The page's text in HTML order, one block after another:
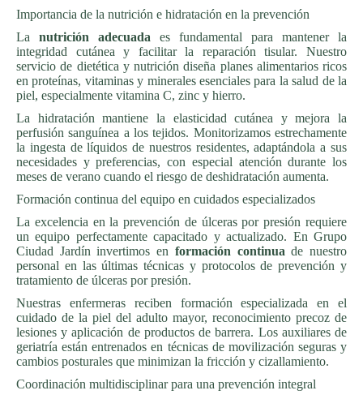
Importancia de la nutrición e hidratación en la prevención
La nutrición adecuada es fundamental para mantener la
integridad cutánea y facilitar la reparación tisular. Nuestro
servicio de dietética y nutrición diseña planes alimentarios ricos
en proteínas, vitaminas y minerales esenciales para la salud de la
piel, especialmente vitamina C, zinc y hierro.
La hidratación mantiene la elasticidad cutánea y mejora la
perfusión sanguínea a los tejidos. Monitorizamos estrechamente
la ingesta de líquidos de nuestros residentes, adaptándola a sus
necesidades y preferencias, con especial atención durante los
meses de verano cuando el riesgo de deshidratación aumenta.
Formación continua del equipo en cuidados especializados
La excelencia en la prevención de úlceras por presión requiere
un equipo perfectamente capacitado y actualizado. En Grupo
Ciudad Jardín invertimos en formación continua de nuestro
personal en las últimas técnicas y protocolos de prevención y
tratamiento de úlceras por presión.
Nuestras enfermeras reciben formación especializada en el
cuidado de la piel del adulto mayor, reconocimiento precoz de
lesiones y aplicación de productos de barrera. Los auxiliares de
geriatría están entrenados en técnicas de movilización seguras y
cambios posturales que minimizan la fricción y cizallamiento.
Coordinación multidisciplinar para una prevención integral